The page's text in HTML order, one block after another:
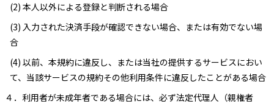
(2) 本人以外による登録と判断される場合
(3) 入力された決済手段が確認できない場合、または有効でない場
合
(4) 以前、本規約に違反し、または当社の提供するサービスにおい
て、当該サービスの規約その他利用条件に違反したことがある場合
４． 利用者が未成年者である場合には、必ず法定代理人（親権者